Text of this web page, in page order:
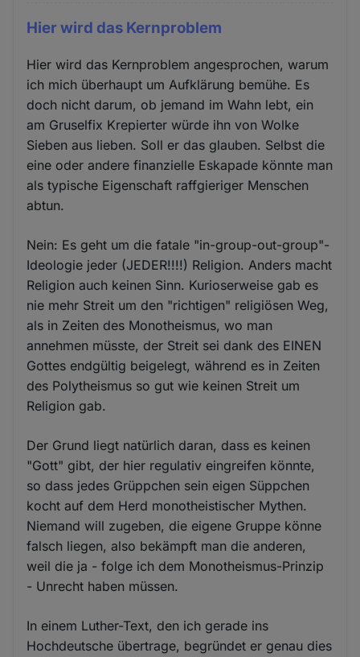
Hier wird das Kernproblem
Hier wird das Kernproblem angesprochen, warum
ich mich überhaupt um Aufklärung bemühe. Es
doch nicht darum, ob jemand im Wahn lebt, ein
am Gruselfix Krepierter würde ihn von Wolke
Sieben aus lieben. Soll er das glauben. Selbst die
eine oder andere finanzielle Eskapade könnte man
als typische Eigenschaft raffgieriger Menschen
abtun.
Nein: Es geht um die fatale "in-group-out-group"-
Ideologie jeder (JEDER!!!!) Religion. Anders macht
Religion auch keinen Sinn. Kurioserweise gab es
nie mehr Streit um den "richtigen" religiösen Weg,
als in Zeiten des Monotheismus, wo man
annehmen müsste, der Streit sei dank des EINEN
Gottes endgültig beigelegt, während es in Zeiten
des Polytheismus so gut wie keinen Streit um
Religion gab.
Der Grund liegt natürlich daran, dass es keinen
"Gott" gibt, der hier regulativ eingreifen könnte,
so dass jedes Grüppchen sein eigen Süppchen
kocht auf dem Herd monotheistischer Mythen.
Niemand will zugeben, die eigene Gruppe könne
falsch liegen, also bekämpft man die anderen,
weil die ja - folge ich dem Monotheismus-Prinzip
- Unrecht haben müssen.
In einem Luther-Text, den ich gerade ins
Hochdeutsche übertrage, begründet er genau dies